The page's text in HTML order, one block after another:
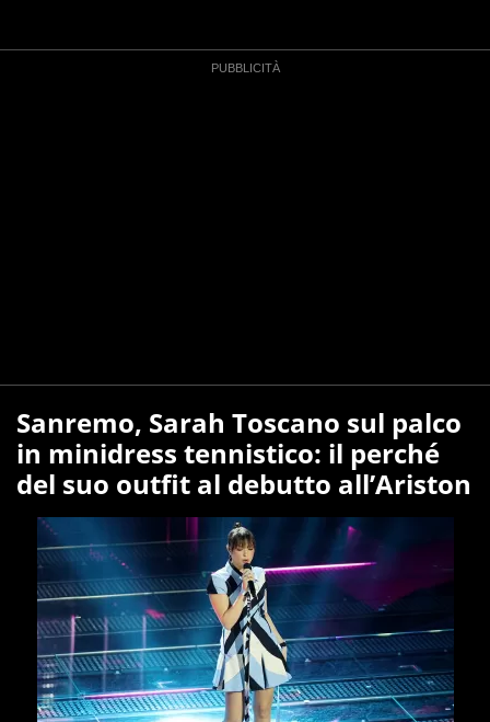
Sanremo, Sarah Toscano sul palco
in minidress tennistico: il perché
del suo outfit al debutto all’Ariston